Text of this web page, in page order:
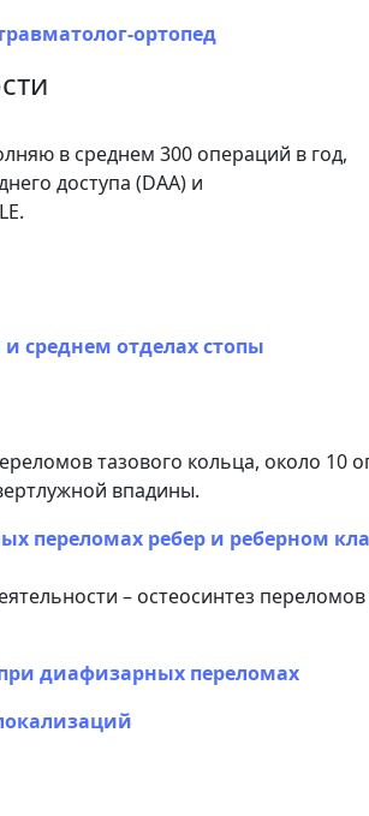
ортопед
в среднем 300 операций в год,
доступа (DAA) и
среднем отделах стопы
тазового кольца, около 10
впадины.
переломах ребер и реберном
– остеосинтез
диафизарных переломах